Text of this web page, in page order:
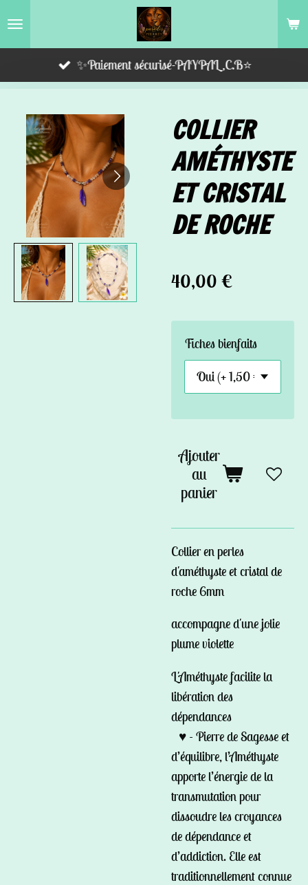
Passer
✨Paiement sécurisé-PAYPAL,C.B⭐️
COLLIER
AMÉTHYSTE
ET CRISTAL
DE ROCHE
40,00 €
Fiches bienfaits
Ajouter
au
panier
Collier en perles
d'améthyste et cristal de
roche 6mm
accompagne d'une jolie
plume violette
L'Améthyste facilite la
libération des
dépendances
♥ - Pierre de Sagesse et
d’équilibre, l’Améthyste
apporte l’énergie de la
transmutation pour
dissoudre les croyances
de dépendance et
d’addiction. Elle est
traditionnellement connue